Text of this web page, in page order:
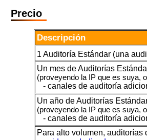
Precio
Descripción
1 Auditoría Estándar (una
Un mes de Auditorías
(proveyendo la IP que es suya,
- canales de auditoría
Un año de Auditorías
(proveyendo la IP que es suya,
- canales de auditoría
Para alto volumen,